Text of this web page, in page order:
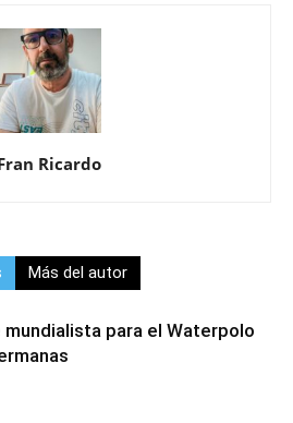
Ricardo
Más del autor
para el Waterpolo